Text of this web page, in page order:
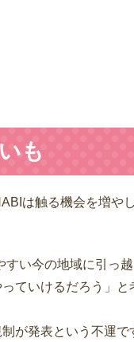
も
は触る機会を増や
い今の地域に引っ越
っていけるだろう」
が発表という不運で